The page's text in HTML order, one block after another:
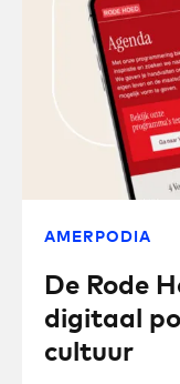
AMERPODIA
De Rode
digitaal
cultuur